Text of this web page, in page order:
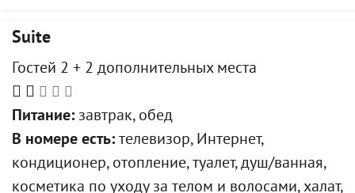
Suite
Гостей 2 + 2 дополнительных места
Питание: завтрак, обед
В номере есть: телевизор, Интернет,
кондиционер, отопление, туалет, душ/ванная,
косметика по уходу за телом и волосами, халат,